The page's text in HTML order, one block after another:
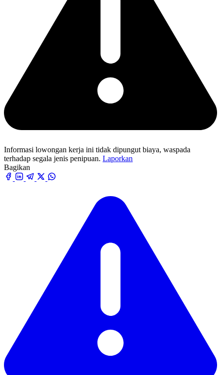
Informasi lowongan kerja ini tidak dipungut biaya, waspada
terhadap segala jenis penipuan. Laporkan
Bagikan